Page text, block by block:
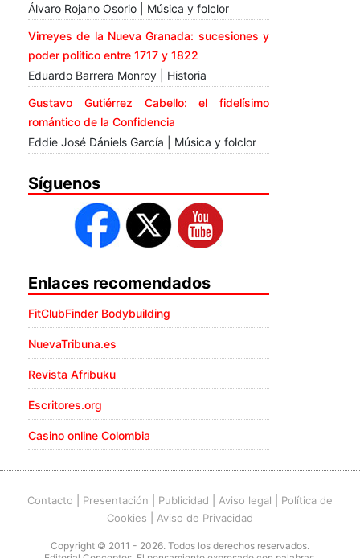
Álvaro Rojano Osorio | Música y folclor
Virreyes de la Nueva Granada: sucesiones y
poder político entre 1717 y 1822
Eduardo Barrera Monroy | Historia
Gustavo Gutiérrez Cabello: el fidelísimo
romántico de la Confidencia
Eddie José Dániels García | Música y folclor
Síguenos
Enlaces recomendados
FitClubFinder Bodybuilding
NuevaTribuna.es
Revista Afribuku
Escritores.org
Casino online Colombia
Contacto Presentación Publicidad Aviso legal
Política de
Cookies
Aviso de Privacidad
Copyright © 2011 - 2026. Todos los derechos reservados.